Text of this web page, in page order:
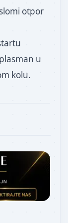
otpor
u
kolu.